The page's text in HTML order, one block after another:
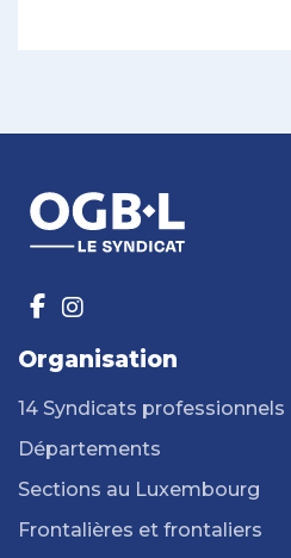
Organisation
14 Syndicats professionnels
Départements
Sections au Luxembourg
Frontalières et frontaliers